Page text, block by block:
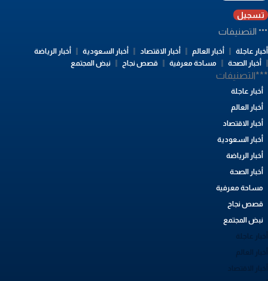
تسجيل
التصنيفات
عاجلة أخبار العالم أخبار الاقتصاد أخبار السعودية
أخبار الرياضة
أخبار الصحة
مساحة معرفية قصص نجاح نبض المجتمع
أخبار عاجلة
أخبار العالم
أخبار الاقتصاد
أخبار السعودية
أخبار الرياضة
أخبار الصحة
مساحة معرفية
قصص نجاح
نبض المجتمع
عاجلة
العالم
الاقتصاد